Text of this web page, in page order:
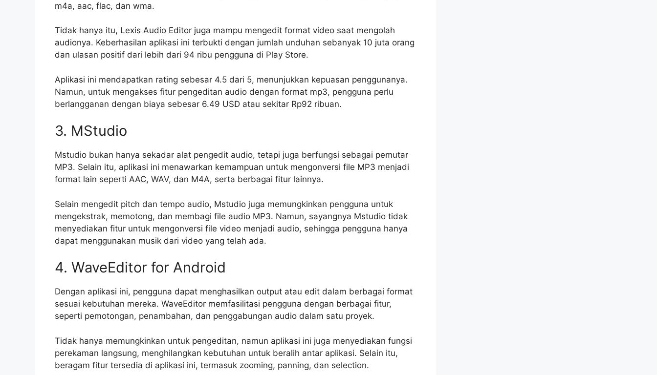
m4a, aac, flac, dan wma.
Tidak hanya itu, Lexis Audio Editor juga mampu mengedit format video saat mengolah
audionya. Keberhasilan aplikasi ini terbukti dengan jumlah unduhan sebanyak 10 juta orang
dan ulasan positif dari lebih dari 94 ribu pengguna di Play Store.
Aplikasi ini mendapatkan rating sebesar 4.5 dari 5, menunjukkan kepuasan penggunanya.
Namun, untuk mengakses fitur pengeditan audio dengan format mp3, pengguna perlu
berlangganan dengan biaya sebesar 6.49 USD atau sekitar Rp92 ribuan.
3. MStudio
Mstudio bukan hanya sekadar alat pengedit audio, tetapi juga berfungsi sebagai pemutar
MP3. Selain itu, aplikasi ini menawarkan kemampuan untuk mengonversi file MP3 menjadi
format lain seperti AAC, WAV, dan M4A, serta berbagai fitur lainnya.
Selain mengedit pitch dan tempo audio, Mstudio juga memungkinkan pengguna untuk
mengekstrak, memotong, dan membagi file audio MP3. Namun, sayangnya Mstudio tidak
menyediakan fitur untuk mengonversi file video menjadi audio, sehingga pengguna hanya
dapat menggunakan musik dari video yang telah ada.
4. WaveEditor for Android
Dengan aplikasi ini, pengguna dapat menghasilkan output atau edit dalam berbagai format
sesuai kebutuhan mereka. WaveEditor memfasilitasi pengguna dengan berbagai fitur,
seperti pemotongan, penambahan, dan penggabungan audio dalam satu proyek.
Tidak hanya memungkinkan untuk pengeditan, namun aplikasi ini juga menyediakan fungsi
perekaman langsung, menghilangkan kebutuhan untuk beralih antar aplikasi. Selain itu,
beragam fitur tersedia di aplikasi ini, termasuk zooming, panning, dan selection.